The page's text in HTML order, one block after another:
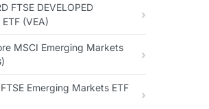
FTSE DEVELOPED
(VEA)
MSCI Emerging Markets
Emerging Markets ETF